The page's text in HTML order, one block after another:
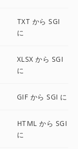
TXT から SGI
に
XLSX から SGI
に
GIF から SGI に
HTML から SGI
に